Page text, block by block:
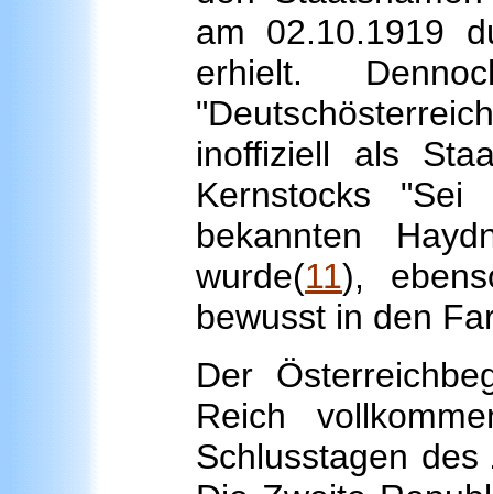
am 02.10.1919
erhielt.
inoffiziell als
Kernstocks
bekannten
wurde(11),
bewusst in den
Der
Reich
Schlusstagen